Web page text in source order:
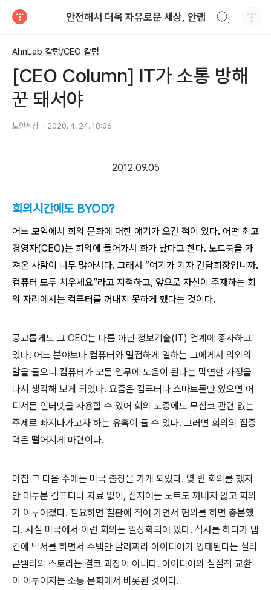
안전해서 더욱 자유로운 세상, 안랩
AhnLab 칼럼/CEO 칼럼
[CEO Column] IT가 소통 방해
꾼 돼서야
보안세상 2020. 4. 24. 18:06
2012.09.05
회의시간에도 BYOD?
어느 모임에서 회의 문화에 대한 얘기가 오간 적이 있다. 어떤 최고
경영자(CEO)는 회의에 들어가서 화가 났다고 한다. 노트북을 가
져온 사람이 너무 많아서다. 그래서 “여기가 기자 간담회장입니까.
컴퓨터 모두 치우세요”라고 지적하고, 앞으로 자신이 주재하는 회
의 자리에서는 컴퓨터를 꺼내지 못하게 했다는 것이다.
공교롭게도 그 CEO는 다름 아닌 정보기술(IT) 업계에 종사하고
있다. 어느 분야보다 컴퓨터와 밀접하게 일하는 그에게서 의외의
말을 들으니 컴퓨터가 모든 업무에 도움이 된다는 막연한 가정을
다시 생각해 보게 되었다. 요즘은 컴퓨터나 스마트폰만 있으면 어
디서든 인터넷을 사용할 수 있어 회의 도중에도 무심코 관련 없는
주제로 빠져나가고자 하는 유혹이 들 수 있다. 그러면 회의의 집중
력은 떨어지게 마련이다.
마침 그 다음 주에는 미국 출장을 가게 되었다. 몇 번 회의를 했지
만 대부분 컴퓨터나 자료 없이, 심지어는 노트도 꺼내지 않고 회의
가 이루어졌다. 필요하면 칠판에 적어 가면서 협의를 하면 충분했
다. 사실 미국에서 이런 회의는 일상화되어 있다. 식사를 하다가 냅
킨에 낙서를 하면서 수백만 달러짜리 아이디어가 잉태된다는 실리
콘밸리의 스토리는 결코 과장이 아니다. 아이디어의 실질적 교환
이 이루어지는 소통 문화에서 비롯된 것이다.